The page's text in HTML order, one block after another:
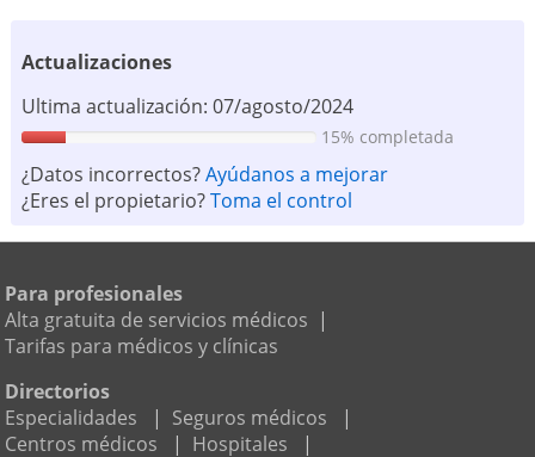
Actualizaciones
Ultima actualización: 07/agosto/2024
15% completada
¿Datos incorrectos?Ayúdanos a mejorar
¿Eres el propietario?Toma el control
Para profesionales
Alta gratuita de servicios médicos |
Tarifas para médicos y clínicas
Directorios
Especialidades
| Seguros médicos
|
Centros médicos
| Hospitales
|